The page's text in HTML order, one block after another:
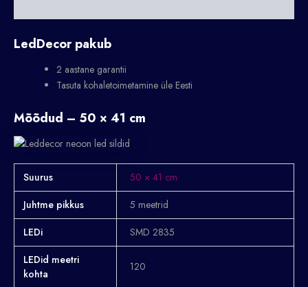
LedDecor pakub
2 aastane garantii
Tasuta kohaletoimetamine üle Eesti
Mõõdud – 50 × 41 cm
Suurus
50 × 41 cm
Juhtme pikkus
5 meetrid
LEDi
SMD 2835
LEDid meetri
kohta
120